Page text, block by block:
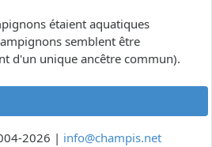
étaient aquatiques
semblent être
d'un unique ancêtre commun).
2026 | info@champis.net